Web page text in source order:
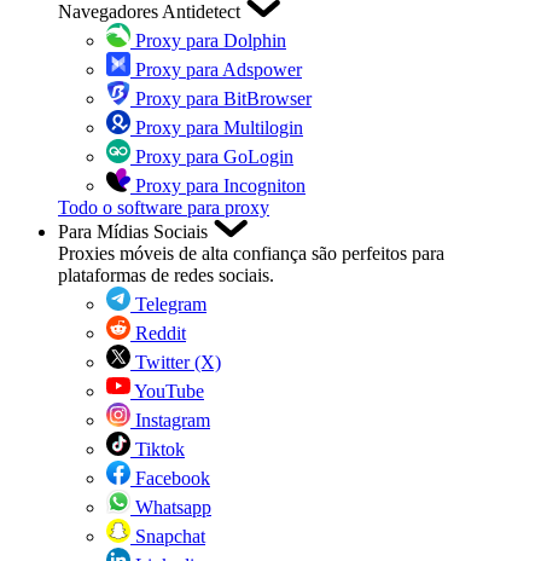
Navegadores Antidetect
Proxy para Dolphin
Proxy para Adspower
Proxy para BitBrowser
Proxy para Multilogin
Proxy para GoLogin
Proxy para Incogniton
Todo o software para proxy
Para Mídias Sociais
Proxies móveis de alta confiança são perfeitos para
plataformas de redes sociais.
Telegram
Reddit
Twitter (X)
YouTube
Instagram
Tiktok
Facebook
Whatsapp
Snapchat